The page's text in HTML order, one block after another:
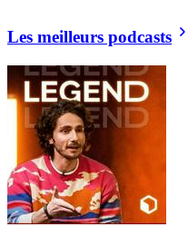
Les meilleurs podcasts